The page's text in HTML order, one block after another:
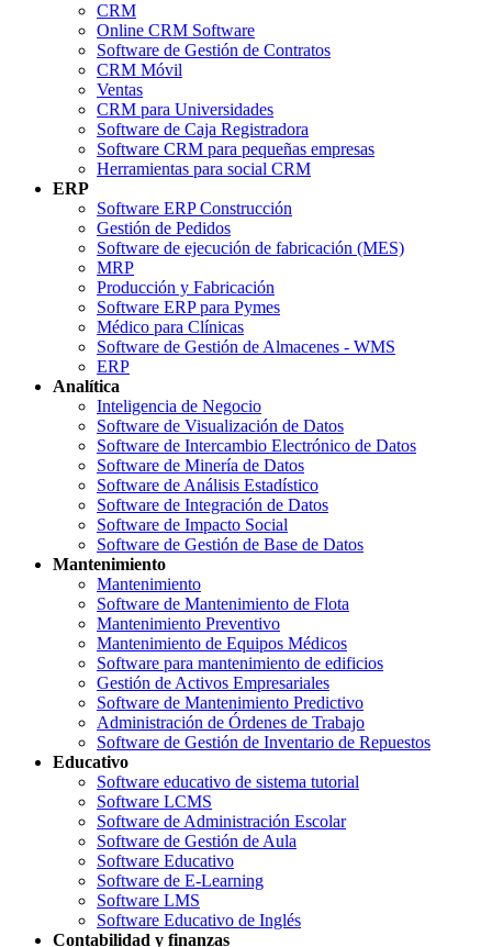
CRM
Online CRM Software
Software de Gestión de Contratos
CRM Móvil
Ventas
CRM para Universidades
Software de Caja Registradora
Software CRM para pequeñas empresas
Herramientas para social CRM
ERP
Software ERP Construcción
Gestión de Pedidos
Software de ejecución de fabricación (MES)
MRP
Producción y Fabricación
Software ERP para Pymes
Médico para Clínicas
Software de Gestión de Almacenes - WMS
ERP
Analítica
Inteligencia de Negocio
Software de Visualización de Datos
Software de Intercambio Electrónico de Datos
Software de Minería de Datos
Software de Análisis Estadístico
Software de Integración de Datos
Software de Impacto Social
Software de Gestión de Base de Datos
Mantenimiento
Mantenimiento
Software de Mantenimiento de Flota
Mantenimiento Preventivo
Mantenimiento de Equipos Médicos
Software para mantenimiento de edificios
Gestión de Activos Empresariales
Software de Mantenimiento Predictivo
Administración de Órdenes de Trabajo
Software de Gestión de Inventario de Repuestos
Educativo
Software educativo de sistema tutorial
Software LCMS
Software de Administración Escolar
Software de Gestión de Aula
Software Educativo
Software de E-Learning
Software LMS
Software Educativo de Inglés
Contabilidad y finanzas